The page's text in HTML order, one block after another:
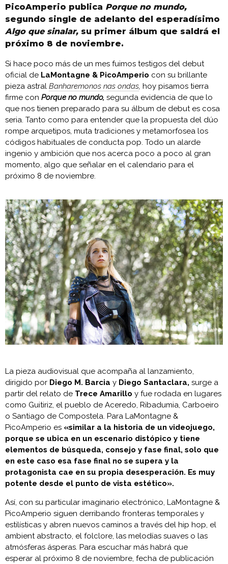
PicoAmperio publica Porque no mundo,
segundo single de adelanto del esperadísimo
Algo que sinalar, su primer álbum que saldrá el
próximo 8 de noviembre.
Si hace poco más de un mes fuimos testigos del debut
oficial de LaMontagne & PicoAmperio con su brillante
pieza astral Banharemonos nas ondas, hoy pisamos tierra
firme con Porque no mundo, segunda evidencia de que lo
que nos tienen preparado para su álbum de debut es cosa
seria. Tanto como para entender que la propuesta del dúo
rompe arquetipos, muta tradiciones y metamorfosea los
códigos habituales de conducta pop. Todo un alarde
ingenio y ambición que nos acerca poco a poco al gran
momento, algo que señalar en el calendario para el
próximo 8 de noviembre.
La pieza audiovisual que acompaña al lanzamiento,
dirigido por Diego M. Barcia y Diego Santaclara, surge a
partir del relato de Trece Amarillo y fue rodada en lugares
como Guitiriz, el pueblo de Aceredo, Ribadumia, Carboeiro
o Santiago de Compostela. Para LaMontagne &
PicoAmperio es «similar a la historia de un videojuego,
porque se ubica en un escenario distópico y tiene
elementos de búsqueda, consejo y fase final, solo que
en este caso esa fase final no se supera y la
protagonista cae en su propia desesperación. Es muy
potente desde el punto de vista estético».
Así, con su particular imaginario electrónico, LaMontagne &
PicoAmperio siguen derribando fronteras temporales y
estilísticas y abren nuevos caminos a través del hip hop, el
ambient abstracto, el folclore, las melodías suaves o las
atmósferas ásperas. Para escuchar más habrá que
esperar al próximo 8 de noviembre, fecha de publicación